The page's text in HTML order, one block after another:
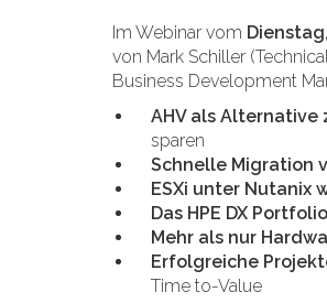
Im Webinar vom
von Mark Schiller
Business Development
AHV als Alternative
sparen
Schnelle Migration
ESXi unter Nutanix
Das HPE DX Portfolio
Mehr als nur
Erfolgreiche
Time to-Value